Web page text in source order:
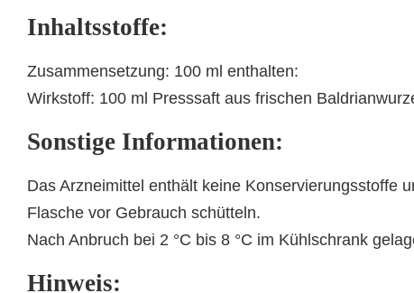
Inhaltsstoffe:
Zusammensetzung: 100 ml enthalten:
Wirkstoff: 100 ml Presssaft aus frischen
Sonstige Informationen:
Das Arzneimittel enthält keine Konservierungsstoffe
Flasche vor Gebrauch schütteln.
Nach Anbruch bei 2 °C bis 8 °C im Kühlschrank
Hinweis: